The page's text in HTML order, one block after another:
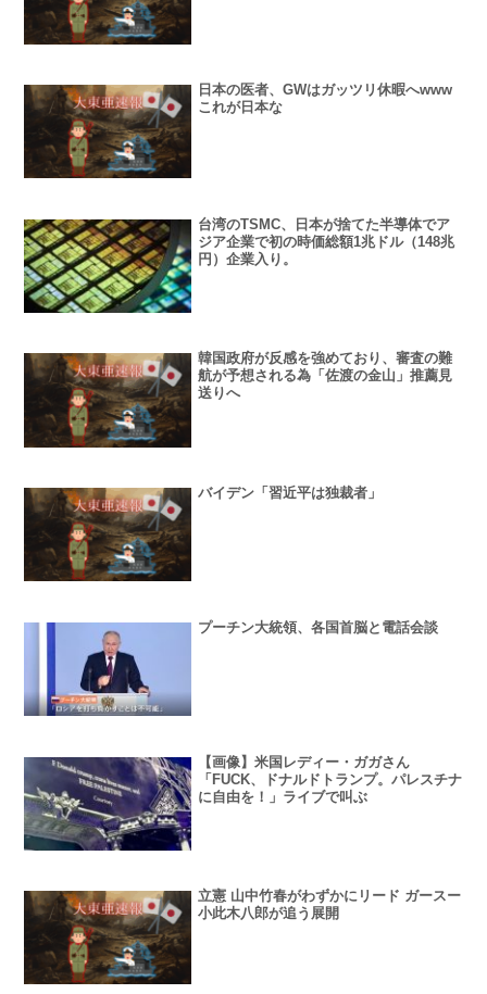
日本の医者、GWはガッツリ休暇へwww
これが日本な
台湾のTSMC、日本が捨てた半導体でア
ジア企業で初の時価総額1兆ドル（148兆
円）企業入り。
韓国政府が反感を強めており、審査の難
航が予想される為「佐渡の金山」推薦見
送りへ
バイデン「習近平は独裁者」
プーチン大統領、各国首脳と電話会談
【画像】米国レディー・ガガさん
「FUCK、ドナルドトランプ。パレスチナ
に自由を！」ライブで叫ぶ
立憲 山中竹春がわずかにリード ガースー
小此木八郎が追う展開